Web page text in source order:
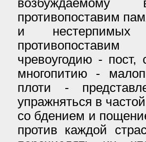
возбуждаемому
противопоставим
и
чревоугодию -
многопитию -
плоти -
упражняться в
со бдением и
против каждой